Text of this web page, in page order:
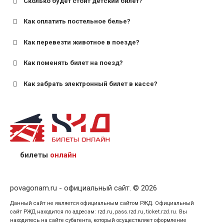
для поездов дальнего следования — от 10 лет и
для пригородных поездов — от 7 лет.
Как оплатить постельное белье?
Как перевезти животное в поезде?
Как поменять билет на поезд?
Как забрать электронный билет в кассе?
назвав кассиру 14-значный номер заказа;
предъявив удостоверение личности пассажира, на
кого оформлен билет.
билеты онлайн
povagonam.ru - официальный сайт. © 2026
Данный сайт не является официальным сайтом РЖД. Официальный
сайт РЖД находится по адресам: rzd.ru, pass.rzd.ru, ticket.rzd.ru. Вы
находитесь на сайте субагента, который осуществляет оформление